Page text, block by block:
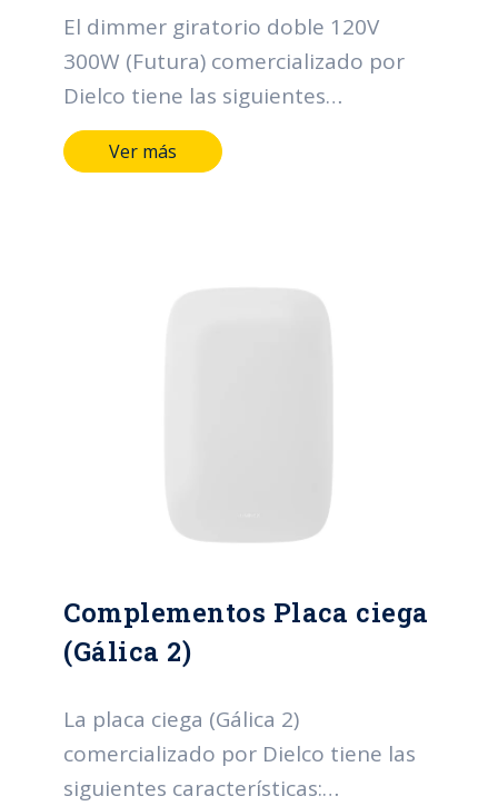
El dimmer giratorio doble 120V
300W (Futura) comercializado por
Dielco tiene las siguientes
características: Terminales y medios
de conducción en aleación de cobre.
Normas: IEC-60669-1 (internacional)
Ver más
Complementos Placa ciega
(Gálica 2)
La placa ciega (Gálica 2)
comercializado por Dielco tiene las
siguientes características: